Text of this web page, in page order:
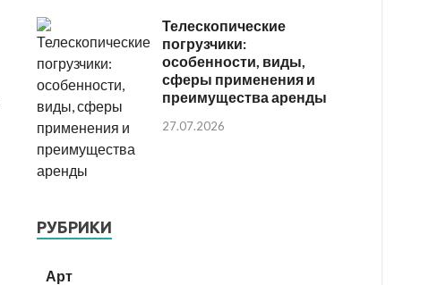
Телескопические
погрузчики:
особенности, виды,
сферы применения и
преимущества аренды
27.07.2026
РУБРИКИ
Арт